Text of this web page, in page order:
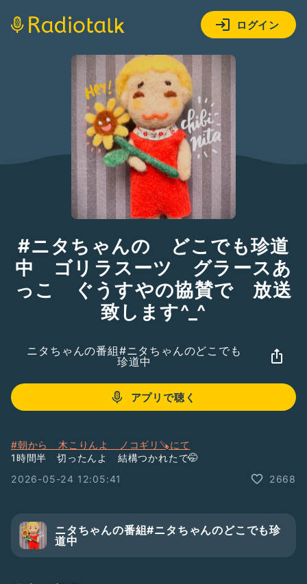
ログイン
#ニタちゃんの どこでも珍道
中 ゴリラスーツ グラースあ
っこ ぐうすやの協賛で 放送
致します^_^
ニタちゃんの番組#ニタちゃんのどこでも
珍道中
アプリで聴く
#朝から 木こりんよ ノコギリ🪚にて
1時間半 切ったんよ 結構つかれたで🤭
2026-05-24 12:05:41
2668
ニタちゃんの番組#ニタちゃんのどこでも珍
道中